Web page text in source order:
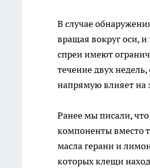
В случае
вращая вокруг оси,
спреи имеют
течение двух
напрямую влияет на
Ранее мы писали,
компоненты вместо
масла герани и
которых клещи